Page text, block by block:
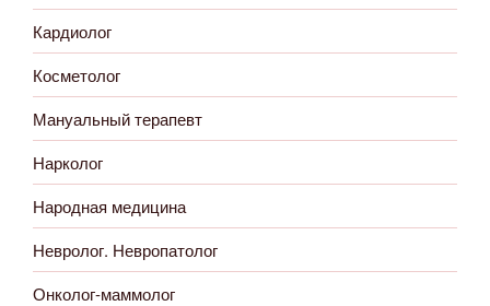
Кардиолог
Косметолог
Мануальный терапевт
Нарколог
Народная медицина
Невролог. Невропатолог
Онколог-маммолог